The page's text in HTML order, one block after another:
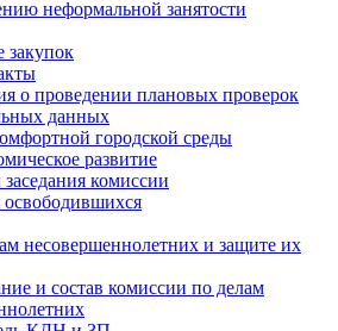
неформальной занятости
закупок
о проведении плановых проверок
данных
городской среды
развитие
комиссии
несовершеннолетних и защите их
и состав комиссии по делам